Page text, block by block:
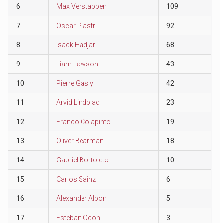
6 Max Verstappen 109
7 Oscar Piastri 92
8 Isack Hadjar 68
9 Liam Lawson 43
10 Pierre Gasly 42
11 Arvid Lindblad 23
12 Franco Colapinto 19
13 Oliver Bearman 18
14 Gabriel Bortoleto 10
15 Carlos Sainz 6
16 Alexander Albon 5
17 Esteban Ocon 3